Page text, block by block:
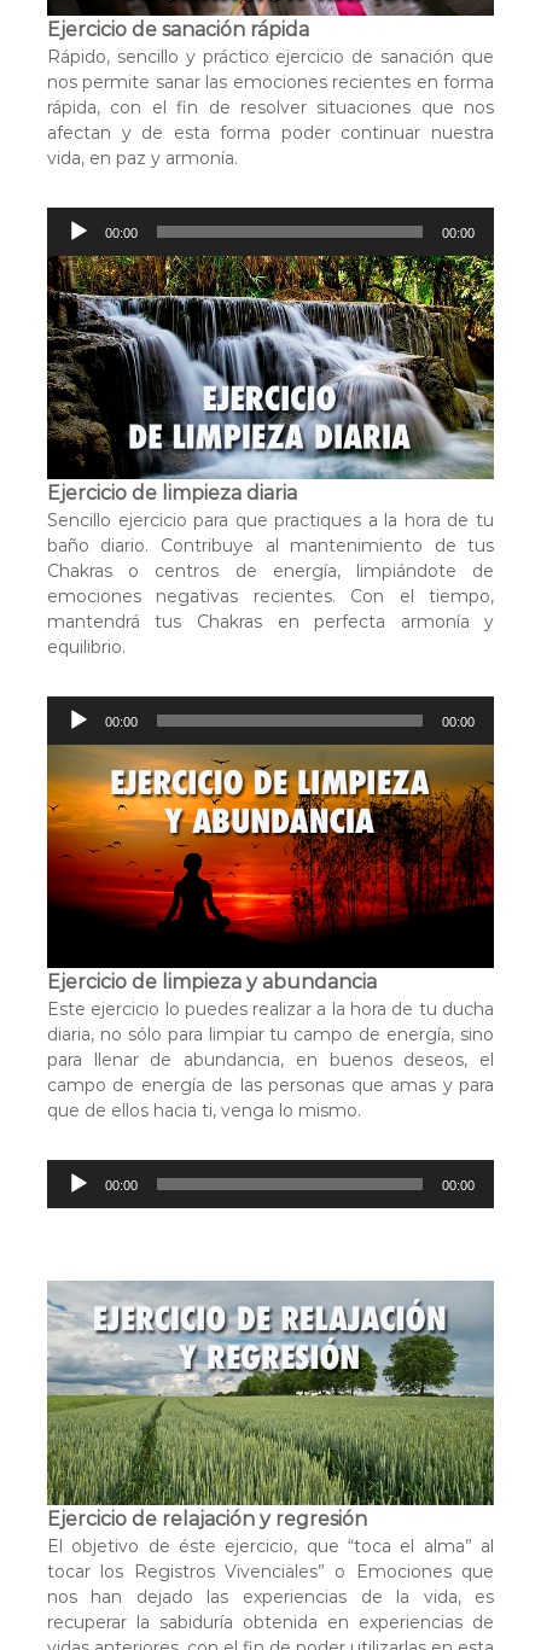
a
u
d
i
o
Ejercicio de sanación rápida
Rápido, sencillo y práctico ejercicio de sanación que
nos permite sanar las emociones recientes en forma
rápida, con el fin de resolver situaciones que nos
afectan y de esta forma poder continuar nuestra
vida, en paz y armonía.
p
r
o
d
u
c
t
o
d
e
a
u
d
i
o
00:00 00:00
Ejercicio de limpieza diaria
Sencillo ejercicio para que practiques a la hora de tu
baño diario. Contribuye al mantenimiento de tus
Chakras o centros de energía, limpiándote de
emociones negativas recientes. Con el tiempo,
mantendrá tus Chakras en perfecta armonía y
equilibrio.
r
o
d
d
e
a
u
d
i
00:00 00:00
Ejercicio de limpieza y abundancia
Este ejercicio lo puedes realizar a la hora de tu ducha
diaria, no sólo para limpiar tu campo de energía, sino
para llenar de abundancia, en buenos deseos, el
campo de energía de las personas que amas y para
que de ellos hacia ti, venga lo mismo.
d
u
c
t
o
r
d
e
a
u
d
o
00:00 00:00
Ejercicio de relajación y regresión
El objetivo de éste ejercicio, que “toca el alma” al
tocar los Registros Vivenciales” o Emociones que
nos han dejado las experiencias de la vida, es
recuperar la sabiduría obtenida en experiencias de